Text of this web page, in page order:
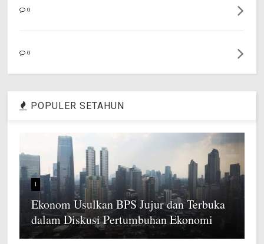
0
0
POPULER SETAHUN
1
Ekonom Usulkan BPS Jujur dan Terbuka
dalam Diskusi Pertumbuhan Ekonomi